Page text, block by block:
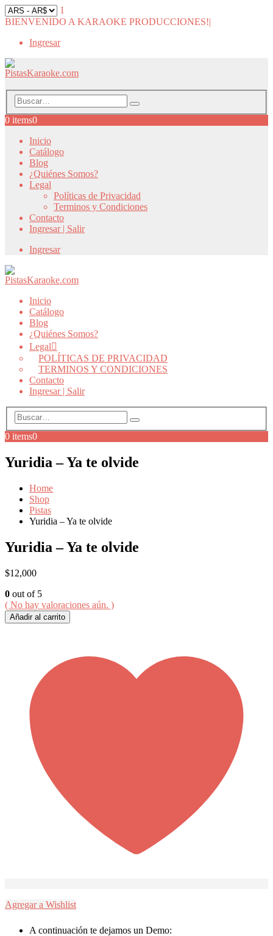
1
BIENVENIDO A KARAOKE PRODUCCIONES!|
Ingresar
0 items0
Inicio
Catálogo
Blog
¿Quiénes Somos?
Legal
Políticas de Privacidad
Terminos y Condiciones
Contacto
Ingresar | Salir
Ingresar
Inicio
Catálogo
Blog
¿Quiénes Somos?
Legal
POLÍTICAS DE PRIVACIDAD
TERMINOS Y CONDICIONES
Contacto
Ingresar | Salir
0 items0
Yuridia – Ya te olvide
Home
Shop
Pistas
Yuridia – Ya te olvide
Yuridia – Ya te olvide
$12,000
0 out of 5
( No hay valoraciones aún. )
Añadir al carrito
Agregar a Wishlist
A continuación te dejamos un Demo: